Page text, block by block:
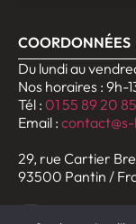
COORDONNÉES
Du lundi au
Nos horaires : 9h-
Tél : 01 55 89 20 85
Email :
29, rue Cartier
93500 Pantin /